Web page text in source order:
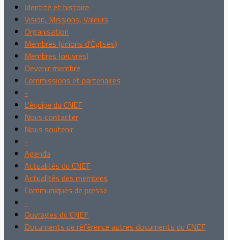
Identité et histoire
Vision, Missions, Valeurs
Organisation
Membres (unions d'Églises)
Membres (œuvres)
Devenir membre
Commissions et partenaires
-
L'équipe du CNEF
Nous contacter
Nous soutenir
-
Agenda
Actualités du CNEF
Actualités des membres
Communiqués de presse
-
Ouvrages du CNEF
Documents de référence autres documents du CNEF